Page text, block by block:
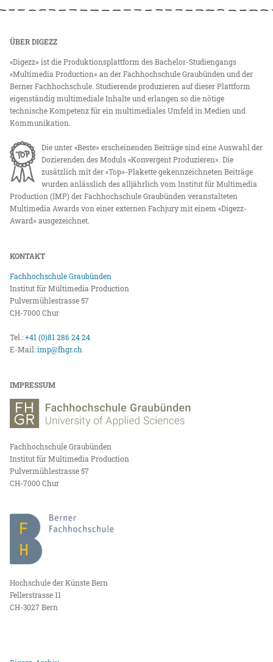
ÜBER DIGEZZ
«Digezz» ist die Produktionsplattform des Bachelor-Studiengangs
«Multimedia Production» an der Fachhochschule Graubünden und der
Berner Fachhochschule. Studierende produzieren auf dieser Plattform
eigenständig multimediale Inhalte und erlangen so die nötige
technische Kompetenz für ein multimediales Umfeld in Medien und
Kommunikation.
Die unter «Beste» erscheinenden Beiträge sind eine Auswahl der
Dozierenden des Moduls «Konvergent Produzieren». Die
zusätzlich mit der «Top»-Plakette gekennzeichneten Beiträge
wurden anlässlich des alljährlich vom Institut für Multimedia
Production (IMP) der Fachhochschule Graubünden veranstalteten
Multimedia Awards von einer externen Fachjury mit einem «Digezz-
Award» ausgezeichnet.
KONTAKT
Fachhochschule Graubünden
Institut für Multimedia Production
Pulvermühlestrasse 57
CH-7000 Chur
Tel.:+41 (0)81 286 24 24
E-Mail:imp@fhgr.ch
IMPRESSUM
Fachhochschule Graubünden
Institut für Multimedia Production
Pulvermühlestrasse 57
CH-7000 Chur
Hochschule der Künste Bern
Fellerstrasse 11
CH-3027 Bern